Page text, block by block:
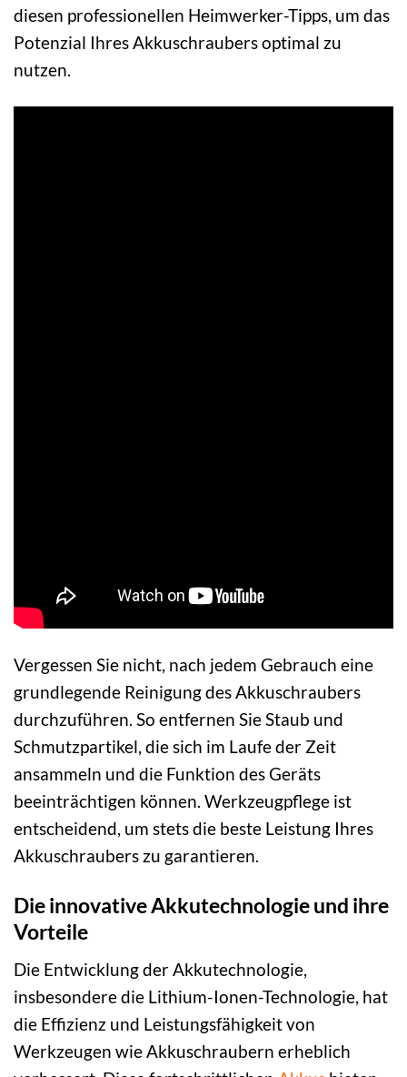
diesen professionellen Heimwerker-Tipps, um das
Potenzial Ihres Akkuschraubers optimal zu
nutzen.
Vergessen Sie nicht, nach jedem Gebrauch eine
grundlegende Reinigung des Akkuschraubers
durchzuführen. So entfernen Sie Staub und
Schmutzpartikel, die sich im Laufe der Zeit
ansammeln und die Funktion des Geräts
beeinträchtigen können. Werkzeugpflege ist
entscheidend, um stets die beste Leistung Ihres
Akkuschraubers zu garantieren.
Die innovative Akkutechnologie und ihre
Vorteile
Die Entwicklung der Akkutechnologie,
insbesondere die Lithium-Ionen-Technologie, hat
die Effizienz und Leistungsfähigkeit von
Werkzeugen wie Akkuschraubern erheblich